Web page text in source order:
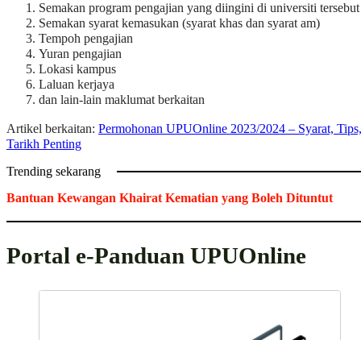
Semakan program pengajian yang diingini di universiti tersebut
Semakan syarat kemasukan (syarat khas dan syarat am)
Tempoh pengajian
Yuran pengajian
Lokasi kampus
Laluan kerjaya
dan lain-lain maklumat berkaitan
Artikel berkaitan: Permohonan UPUOnline 2023/2024 – Syarat, Tips,
Tarikh Penting
Trending sekarang
Bantuan Kewangan Khairat Kematian yang Boleh Dituntut
Portal e-Panduan UPUOnline